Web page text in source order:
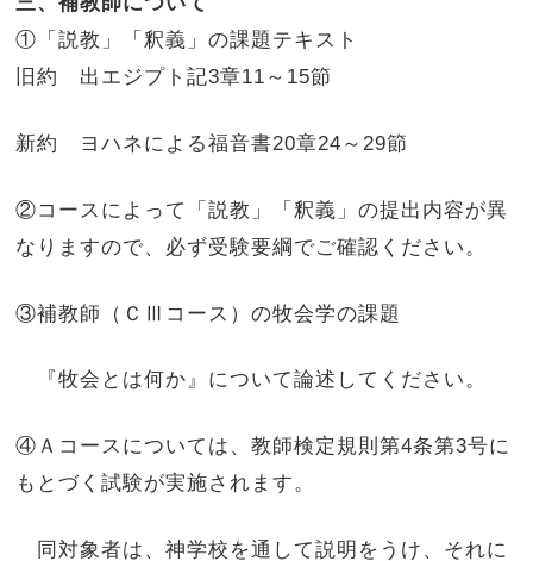
①「説教」「釈義」の課題テキスト
旧約 出エジプト記3章11～15節
新約 ヨハネによる福音書20章24～29節
②コースによって「説教」「釈義」の提出内容が異
なりますので、必ず受験要綱でご確認ください。
③補教師（ＣⅢコース）の牧会学の課題
『牧会とは何か』について論述してください。
④Ａコースについては、教師検定規則第4条第3号に
もとづく試験が実施されます。
同対象者は、神学校を通して説明をうけ、それに